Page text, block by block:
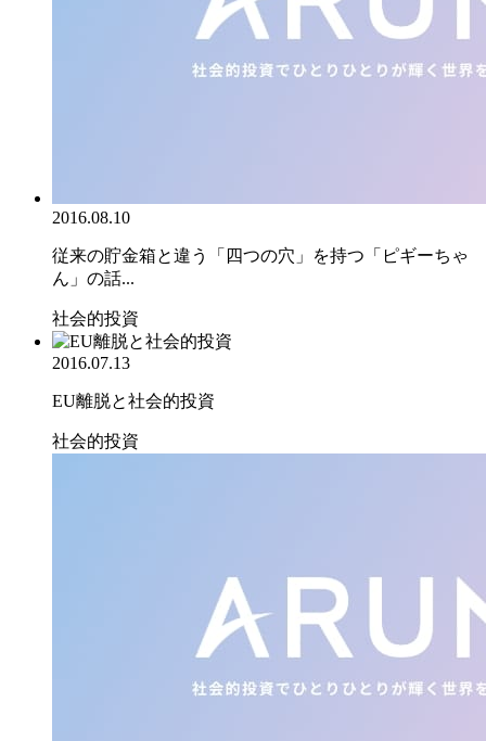
2016.08.10
従来の貯金箱と違う「四つの穴」を持つ「ピギーちゃ
ん」の話...
社会的投資
2016.07.13
EU離脱と社会的投資
社会的投資